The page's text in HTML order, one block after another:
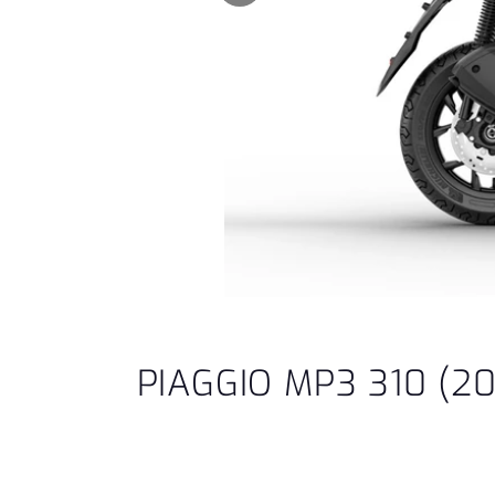
PIAGGIO MP3 310